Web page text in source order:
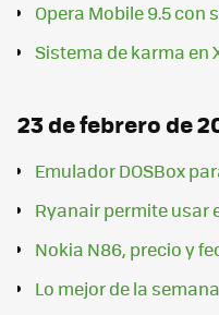
Opera Mobile 9.5 con
Sistema de karma en
23 de febrero de
Emulador DOSBox
Ryanair permite usar
Nokia N86, precio y
Lo mejor de la